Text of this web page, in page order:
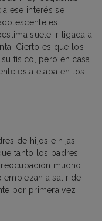
ese interés se
es
suele ir ligada a
Cierto es que los
físico, pero en casa
esta etapa en los
de hijos e hijas
tanto los padres
mucho
empiezan a salir de
por primera vez